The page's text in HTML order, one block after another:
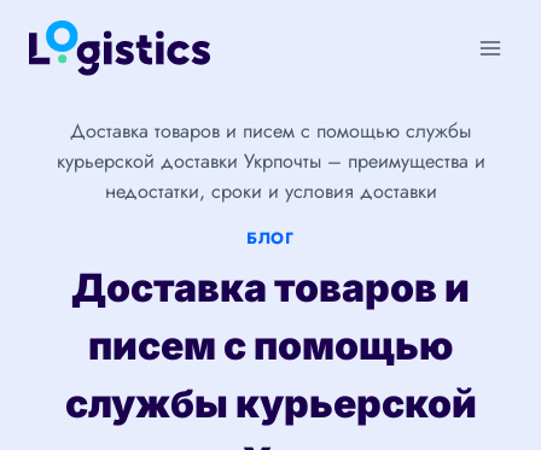
Перейти
Доставка товаров и писем с помощью службы
курьерской доставки Укрпочты – преимущества и
недостатки, сроки и условия доставки
БЛОГ
Доставка товаров и
писем с помощью
службы курьерской